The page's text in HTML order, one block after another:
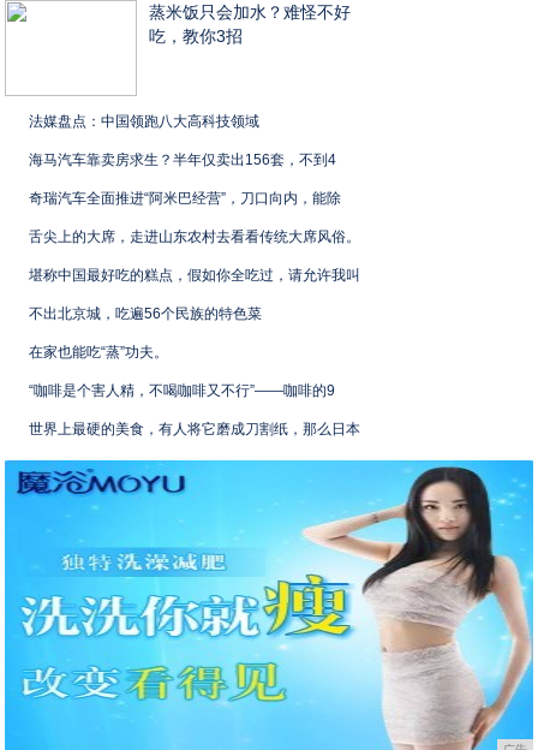
蒸米饭只会加水？难怪不好
吃，教你3招
法媒盘点：中国领跑八大高科技领域
海马汽车靠卖房求生？半年仅卖出156套，不到4
奇瑞汽车全面推进“阿米巴经营”，刀口向内，能除
舌尖上的大席，走进山东农村去看看传统大席风俗。
堪称中国最好吃的糕点，假如你全吃过，请允许我叫
不出北京城，吃遍56个民族的特色菜
在家也能吃“蒸”功夫。
“咖啡是个害人精，不喝咖啡又不行”——咖啡的9
世界上最硬的美食，有人将它磨成刀割纸，那么日本